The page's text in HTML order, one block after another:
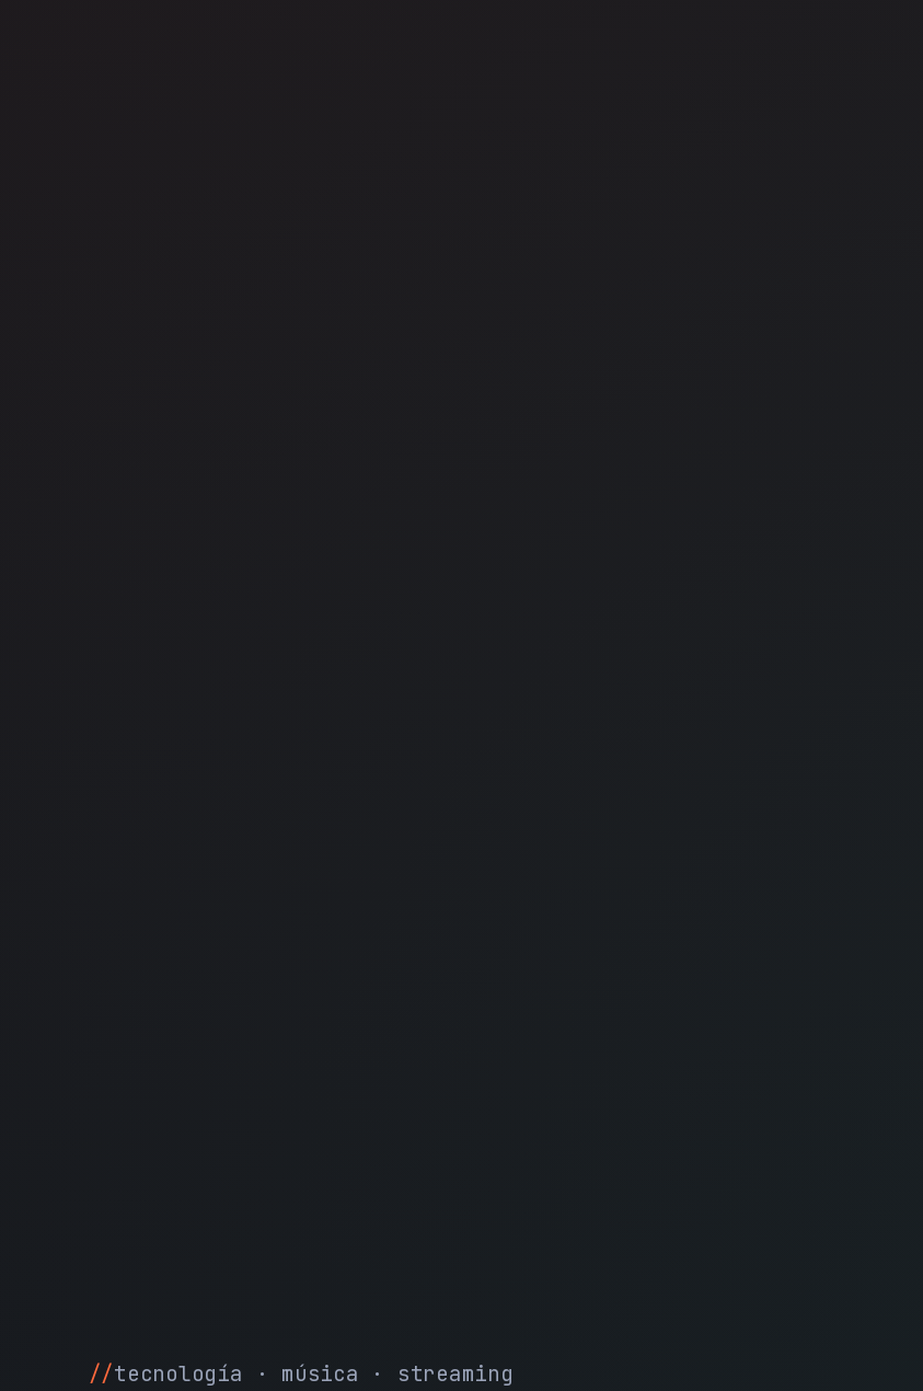
tecnología · música · streaming